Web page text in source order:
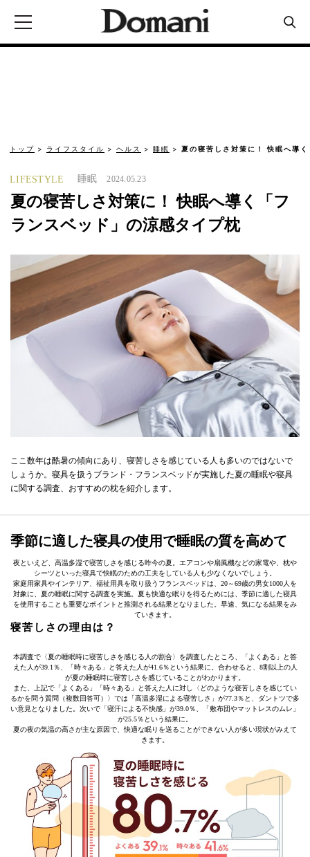
トップ ライフスタイル ヘルス 睡眠 夏の寝苦しさ対策に！ 快眠へ導
LIFESTYLE 睡眠 2024.05.23
夏の寝苦しさ対策に！ 快眠へ導く「フ
ランスベッド」の涼感タイプ枕
ここ数年は酷暑の傾向にあり、寝苦しさを感じている人も多いのではないで
しょうか。寝具を扱うブランド・フランスベッドが実施した夏の睡眠や寝具
に関する調査、おすすめの枕を紹介します。
季節に適した寝具の使用で睡眠の質を高めて
夜といえど、高温多湿で寝苦しさを感じる昨今の夏。エアコンや扇風機などの家電や、枕や
シーツといった寝具で快眠のための工夫をしている人も少なくないでしょう。
家庭用家具やインテリア、福祉用具を取り扱うフランスベッドは、20～69歳の男女1000人を
対象に、夏の睡眠に関する調査を実施。夏も快適な眠りを得るためには、季節に適した寝具
を使用することも重要なポイントと推測される結果となりました。早速、気になる結果をみ
ていきます。
寝苦しさの理由は？
本調査で〈夏の睡眠時に寝苦しさを感じる人の割合〉を調査したところ、「よくある」と答
えた人が39.1％、「時々ある」と答えた人が41.6％という結果に。合わせると、8割以上の人
が夏の睡眠時に寝苦しさを感じていることがわかります。
また、上記で「よくある」「時々ある」と答えた人に対し〈どのような寝苦しさを感じてい
るかを問う質問（複数回答可）〉では「高温多湿による寝苦しさ」が77.3％と、ダントツで多
い意見となりました。次いで「寝汗による不快感」が39.0％、「敷布団やマットレスのムレ」
が25.5％という結果に。
夏の夜の気温の高さが主な原因で、快適な眠りを送ることができない人が多い現状がみえて
きます。